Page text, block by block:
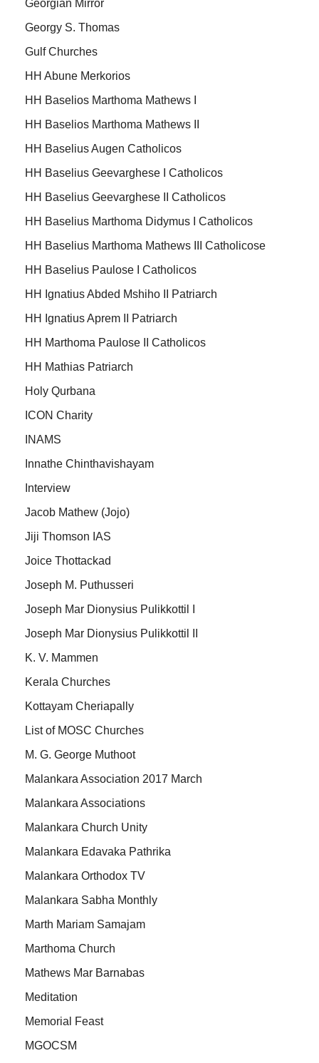
Georgian Mirror
Georgy S. Thomas
Gulf Churches
HH Abune Merkorios
HH Baselios Marthoma Mathews I
HH Baselios Marthoma Mathews II
HH Baselius Augen Catholicos
HH Baselius Geevarghese I Catholicos
HH Baselius Geevarghese II Catholicos
HH Baselius Marthoma Didymus I Catholicos
HH Baselius Marthoma Mathews III Catholicose
HH Baselius Paulose I Catholicos
HH Ignatius Abded Mshiho II Patriarch
HH Ignatius Aprem II Patriarch
HH Marthoma Paulose II Catholicos
HH Mathias Patriarch
Holy Qurbana
ICON Charity
INAMS
Innathe Chinthavishayam
Interview
Jacob Mathew (Jojo)
Jiji Thomson IAS
Joice Thottackad
Joseph M. Puthusseri
Joseph Mar Dionysius Pulikkottil I
Joseph Mar Dionysius Pulikkottil II
K. V. Mammen
Kerala Churches
Kottayam Cheriapally
List of MOSC Churches
M. G. George Muthoot
Malankara Association 2017 March
Malankara Associations
Malankara Church Unity
Malankara Edavaka Pathrika
Malankara Orthodox TV
Malankara Sabha Monthly
Marth Mariam Samajam
Marthoma Church
Mathews Mar Barnabas
Meditation
Memorial Feast
MGOCSM